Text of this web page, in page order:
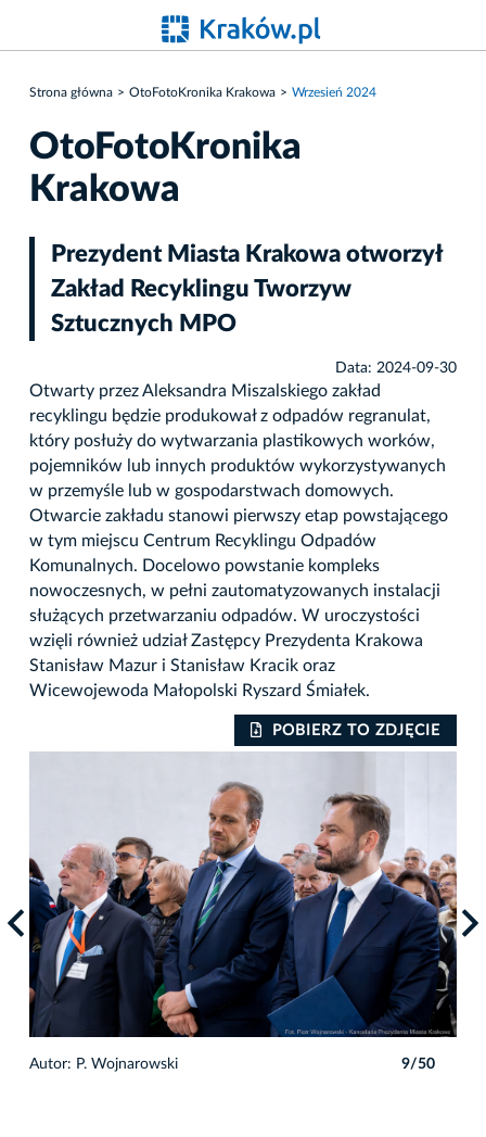
Strona główna OtoFotoKronika Krakowa Wrzesień 2024
OtoFotoKronika
Krakowa
Prezydent Miasta Krakowa otworzył
Zakład Recyklingu Tworzyw
Sztucznych MPO
Data: 2024-09-30
Otwarty przez Aleksandra Miszalskiego zakład
recyklingu będzie produkował z odpadów regranulat,
który posłuży do wytwarzania plastikowych worków,
pojemników lub innych produktów wykorzystywanych
w przemyśle lub w gospodarstwach domowych.
Otwarcie zakładu stanowi pierwszy etap powstającego
w tym miejscu Centrum Recyklingu Odpadów
Komunalnych. Docelowo powstanie kompleks
nowoczesnych, w pełni zautomatyzowanych instalacji
służących przetwarzaniu odpadów. W uroczystości
wzięli również udział Zastępcy Prezydenta Krakowa
Stanisław Mazur i Stanisław Kracik oraz
Wicewojewoda Małopolski Ryszard Śmiałek.
POBIERZ TO ZDJĘCIE
Autor: P. Wojnarowski 9/50